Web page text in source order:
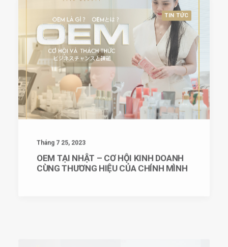
TIN TỨC
OEM TẠI NHẬT – CƠ HỘI KINH DOANH
CÙNG THƯƠNG HIỆU CỦA CHÍNH MÌNH